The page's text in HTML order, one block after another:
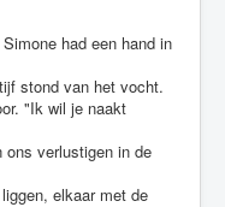
had een hand in
stond van het vocht.
"Ik wil je naakt
verlustigen in de
elkaar met de